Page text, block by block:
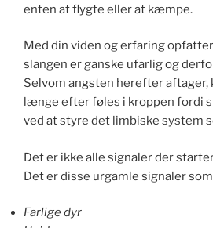
enten at flygte eller at kæmpe.
Med din viden og erfaring
slangen er ganske ufarlig og
Selvom angsten herefter aftager,
længe efter føles i kroppen fordi
ved at styre det limbiske system
Det er ikke alle signaler der
Det er disse urgamle signaler
Farlige dyr